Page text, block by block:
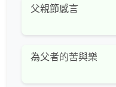
父親節感言
為父者的苦與樂